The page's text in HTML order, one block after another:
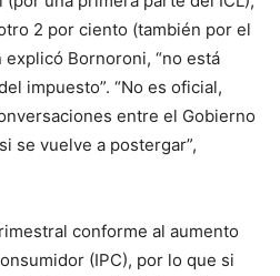
2 por ciento (también por el
explicó Bornoroni, “no está
impuesto”. “No es oficial,
entre el Gobierno
se vuelve a postergar”,
conforme al aumento
(IPC), por lo que si